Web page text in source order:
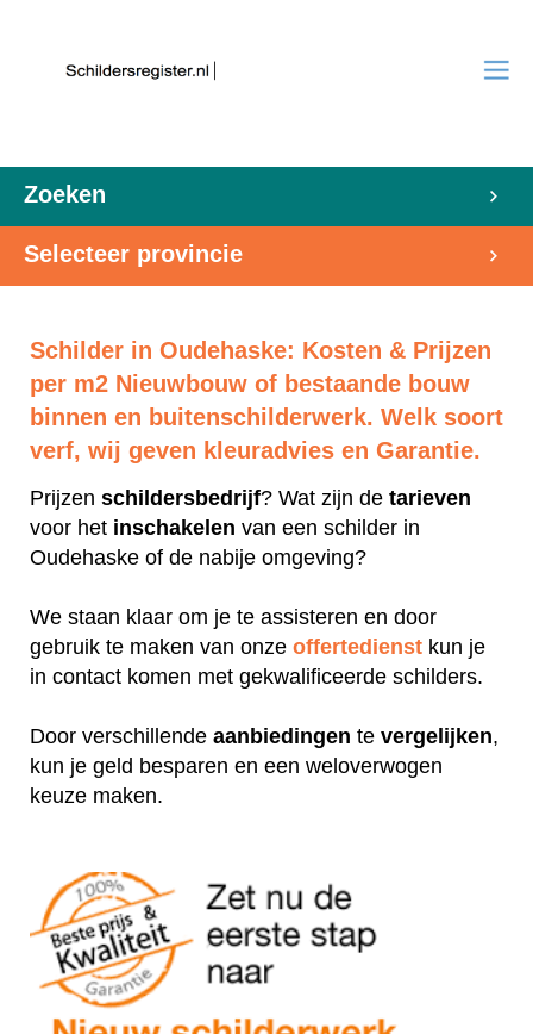
Zoeken
Selecteer provincie
Schilder in Oudehaske: Kosten & Prijzen
per m2 Nieuwbouw of bestaande bouw
binnen en buitenschilderwerk. Welk soort
verf, wij geven kleuradvies en Garantie.
Prijzen schildersbedrijf? Wat zijn de tarieven
voor het inschakelen van een schilder in
Oudehaske of de nabije omgeving?
We staan klaar om je te assisteren en door
gebruik te maken van onze offertedienst kun je
in contact komen met gekwalificeerde schilders.
Door verschillende aanbiedingen te vergelijken,
kun je geld besparen en een weloverwogen
keuze maken.